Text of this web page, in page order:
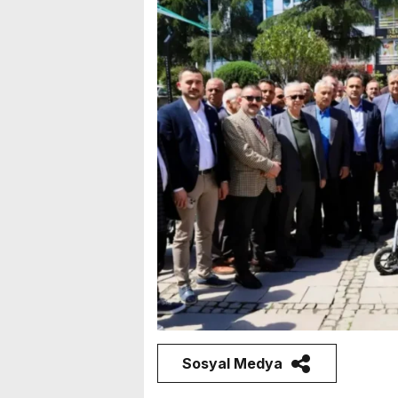
Sosyal Medya